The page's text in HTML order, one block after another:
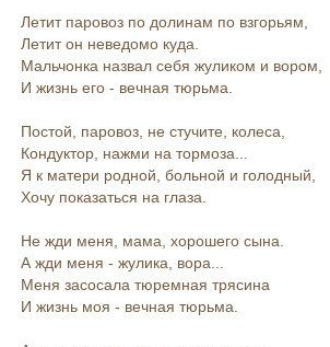
Летит паровоз по долинам по взгорьям,
Летит он неведомо куда.
Мальчонка назвал себя жуликом и вором,
И жизнь его - вечная тюрьма.
Постой, паровоз, не стучите, колеса,
Кондуктор, нажми на тормоза...
Я к матери родной, больной и голодный,
Хочу показаться на глаза.
Не жди меня, мама, хорошего сына.
А жди меня - жулика, вора...
Меня засосала тюремная трясина
И жизнь моя - вечная тюрьма.